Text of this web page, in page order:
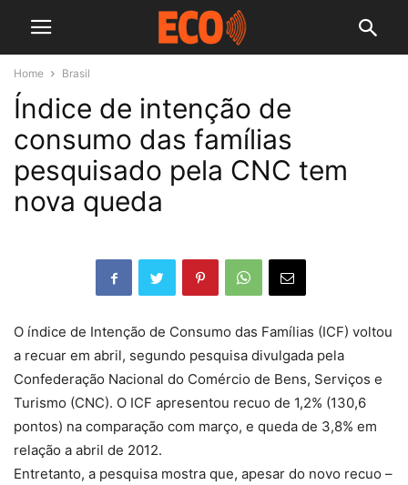
Home Brasil
Índice de intenção de
consumo das famílias
pesquisado pela CNC tem
nova queda
O índice de Intenção de Consumo das Famílias (ICF) voltou
a recuar em abril, segundo pesquisa divulgada pela
Confederação Nacional do Comércio de Bens, Serviços e
Turismo (CNC). O ICF apresentou recuo de 1,2% (130,6
pontos) na comparação com março, e queda de 3,8% em
relação a abril de 2012.
Entretanto, a pesquisa mostra que, apesar do novo recuo –